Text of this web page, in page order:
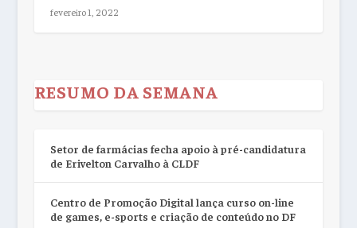
fevereiro 1, 2022
RESUMO DA SEMANA
Setor de farmácias fecha apoio à pré-candidatura
de Erivelton Carvalho à CLDF
Centro de Promoção Digital lança curso on-line
de games, e-sports e criação de conteúdo no DF